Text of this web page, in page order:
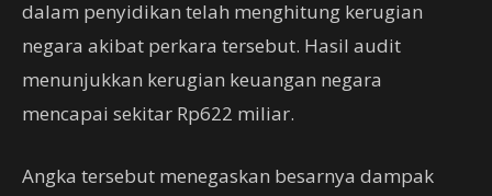
dalam penyidikan telah menghitung kerugian
negara akibat perkara tersebut. Hasil audit
menunjukkan kerugian keuangan negara
mencapai sekitar Rp622 miliar.
Angka tersebut menegaskan besarnya dampak